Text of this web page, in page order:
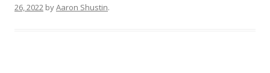
26, 2022 byAaron Shustin.